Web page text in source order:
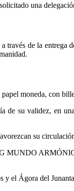
una
de la entrega
moneda, con
su validez, en
su
MUNDO
y el Ágora del